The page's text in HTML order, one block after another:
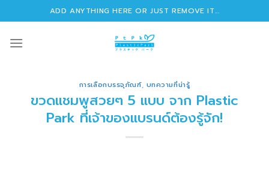
to
content
ADD ANYTHING HERE OR JUST REMOVE IT...
การเลือกบรรจุภัณฑ์, บทความที่น่ารู้
ขวดแชมพูสวยๆ 5 แบบ จาก Plastic
Park ที่เจ้าของแบรนด์ต้องรู้จัก!